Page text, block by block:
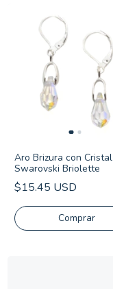
Aro Brizura con Cristal
Swarovski Briolette
$15.45 USD